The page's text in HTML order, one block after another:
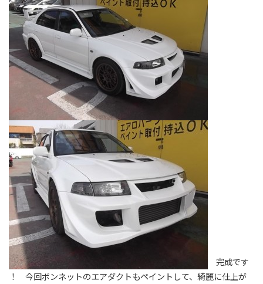
完成です
！ 今回ボンネットのエアダクトもペイントして、綺麗に仕上が